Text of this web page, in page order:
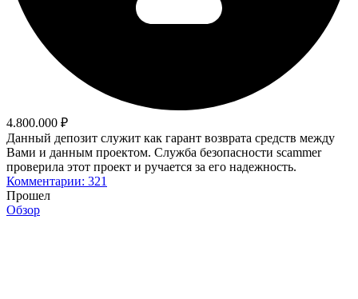
4.800.000 ₽
Данный депозит служит как гарант возврата средств между
Вами и данным проектом. Служба безопасности scammer
проверила этот проект и ручается за его надежность.
Комментарии: 321
Прошел
Обзор